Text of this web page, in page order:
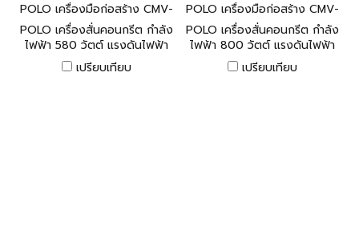
POLO เครื่องมือก่อสร้าง CMV-
35X1.0M
POLO เครื่องสั่นคอนกรีต กำลัง
ไฟฟ้า 580 วัตต์ แรงดันไฟฟ้า
220 โวลต์ รุ่น CMV-35X1.0M
ขนาดหัวจี้ 35 มม. ความยาวสาย
เปรียบเทียบ
POLO เครื่องมือก่อสร้าง CMV-
35X1.5M
POLO เครื่องสั่นคอนกรีต กำลัง
ไฟฟ้า 800 วัตต์ แรงดันไฟฟ้า
220 โวลต์ รุ่น CMV-35X1.5M
ขนาดหัวจี้ 35 มม. ความยาวสาย
เปรียบเทียบ